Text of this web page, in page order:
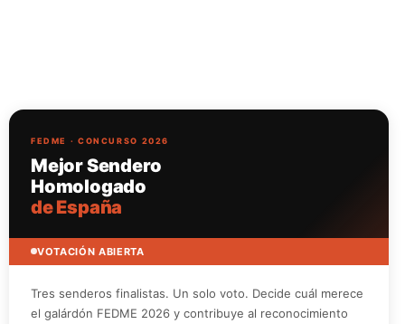
FEDME · CONCURSO 2026
Mejor Sendero
Homologado
de España
VOTACIÓN ABIERTA
Tres senderos finalistas. Un solo voto. Decide cuál merece
el galárdón FEDME 2026 y contribuye al reconocimiento